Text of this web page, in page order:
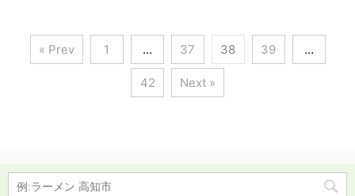
« Prev 1 … 37 38 39 …
42 Next »